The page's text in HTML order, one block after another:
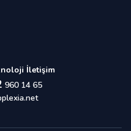
İletişim
960 14 65